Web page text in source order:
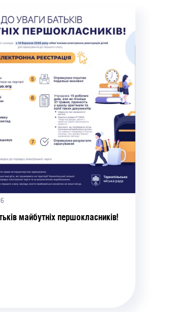
майбутніх першокласників!